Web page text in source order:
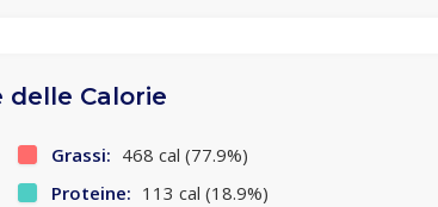
delle Calorie
Grassi: 468 cal (77.9%)
Proteine: 113 cal (18.9%)